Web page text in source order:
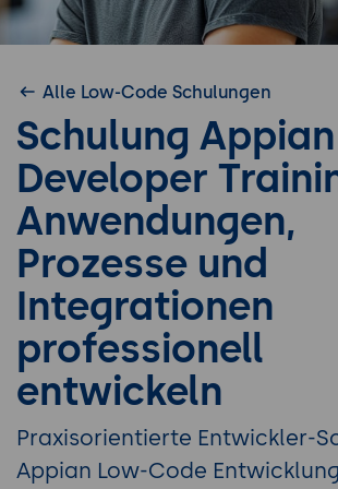
Alle Low-Code Schulungen
Schulung Appian
Developer
Anwendungen,
Prozesse und
Integrationen
professionell
entwickeln
Praxisorientierte Entwickler-
Appian Low-Code